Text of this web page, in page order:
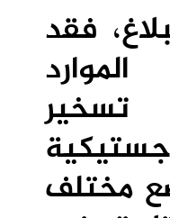
فقد
تسخير
مختلف